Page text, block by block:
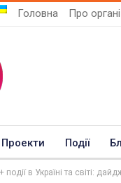
Головна Про
Проекти Події
події в Україні та світі: